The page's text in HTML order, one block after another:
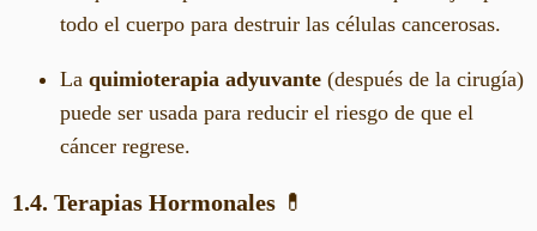
todo el cuerpo para destruir las células cancerosas.
La quimioterapia adyuvante (después de la cirugía)
puede ser usada para reducir el riesgo de que el
cáncer regrese.
1.4. Terapias Hormonales 💊